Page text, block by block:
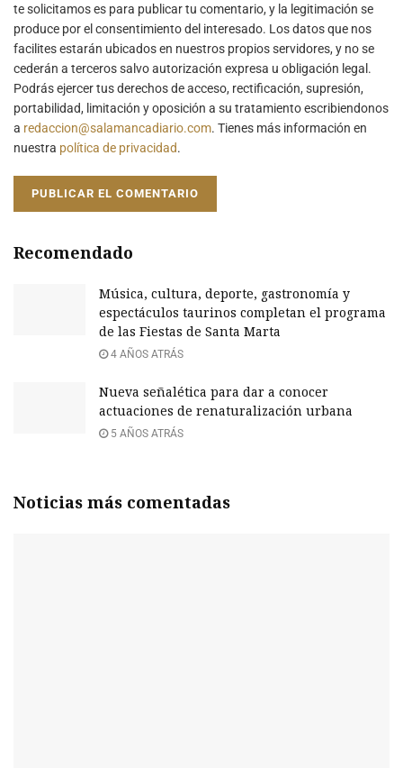
te solicitamos es para publicar tu comentario, y la legitimación se
produce por el consentimiento del interesado. Los datos que nos
facilites estarán ubicados en nuestros propios servidores, y no se
cederán a terceros salvo autorización expresa u obligación legal.
Podrás ejercer tus derechos de acceso, rectificación, supresión,
portabilidad, limitación y oposición a su tratamiento escribiendonos
a redaccion@salamancadiario.com. Tienes más información en
nuestra política de privacidad.
Recomendado
Música, cultura, deporte, gastronomía y
espectáculos taurinos completan el programa
de las Fiestas de Santa Marta
4 AÑOS ATRÁS
Nueva señalética para dar a conocer
actuaciones de renaturalización urbana
5 AÑOS ATRÁS
Noticias más comentadas